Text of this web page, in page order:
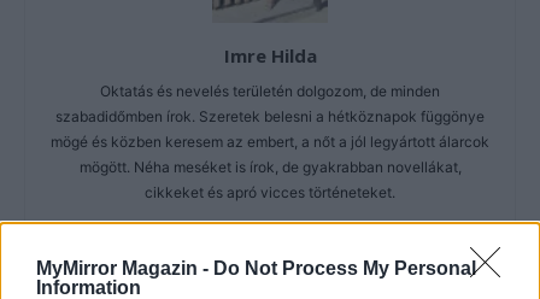
MyMirror Magazin - Do Not Process My Personal
Information
Imre Hilda
Oktatás és nevelés területén dolgozom, de minden
szabadidőmben írok. Szeretek belesni a hétköznapok függönye
mögé és közben keresem az embert, a nőt a jól legyártott álarcok
mögött. Néha meséket is írok, de gyakrabban novellákat,
cikkeket és apró vicces történeteket.